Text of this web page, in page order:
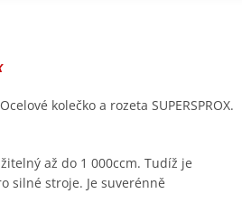
kolečko a rozeta SUPERSPROX.
až do 1 000ccm. Tudíž je
silné stroje. Je suverénně